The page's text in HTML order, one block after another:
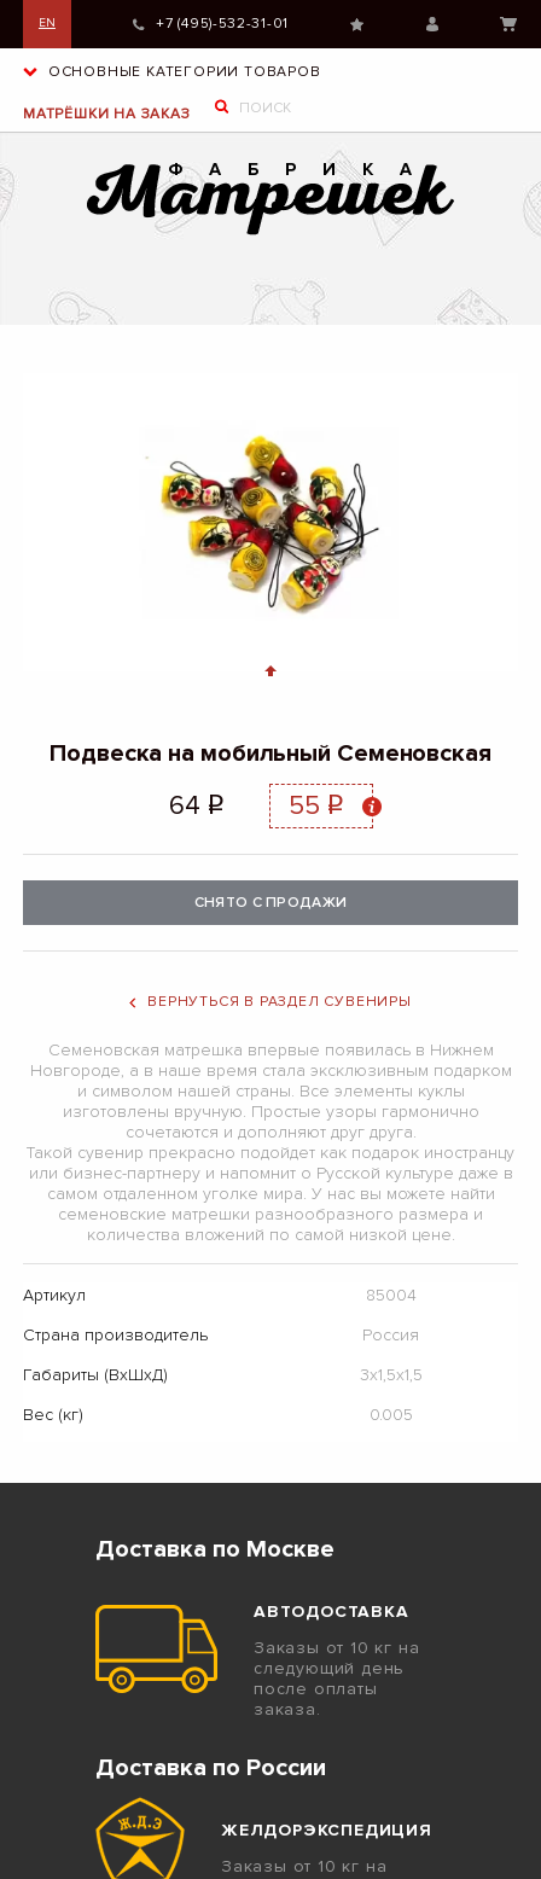
EN +7 (495)-532-31-01
ОСНОВНЫЕ КАТЕГОРИИ ТОВАРОВ
МАТРЁШКИ НА ЗАКАЗ
Подвеска на мобильный Семеновская
64 q 55 q
СНЯТО С ПРОДАЖИ
ВЕРНУТЬСЯ В РАЗДЕЛ СУВЕНИРЫ
Семеновская матрешка впервые появилась в Нижнем
Новгороде, а в наше время стала эксклюзивным подарком
и символом нашей страны. Все элементы куклы
изготовлены вручную. Простые узоры гармонично
сочетаются и дополняют друг друга.
Такой сувенир прекрасно подойдет как подарок иностранцу
или бизнес-партнеру и напомнит о Русской культуре даже в
самом отдаленном уголке мира. У нас вы можете найти
семеновские матрешки разнообразного размера и
количества вложений по самой низкой цене.
Артикул
85004
Страна производитель
Россия
Габариты (ВхШхД)
3х1,5х1,5
Вес (кг)
0.005
Доставка по Москве
АВТОДОСТАВКА
Заказы от 10 кг на
следующий день
после оплаты
заказа.
Доставка по России
ЖЕЛДОРЭКСПЕДИЦИЯ
Заказы от 10 кг на